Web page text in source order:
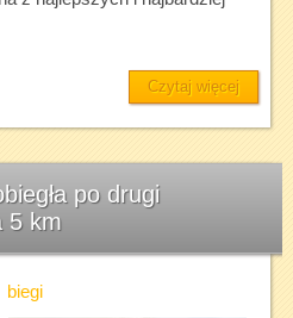
Czytaj więcej
po drugi
5 km
biegi